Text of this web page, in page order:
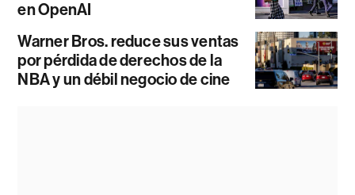
en OpenAI
Warner Bros. reduce sus ventas
por pérdida de derechos de la
NBA y un débil negocio de cine